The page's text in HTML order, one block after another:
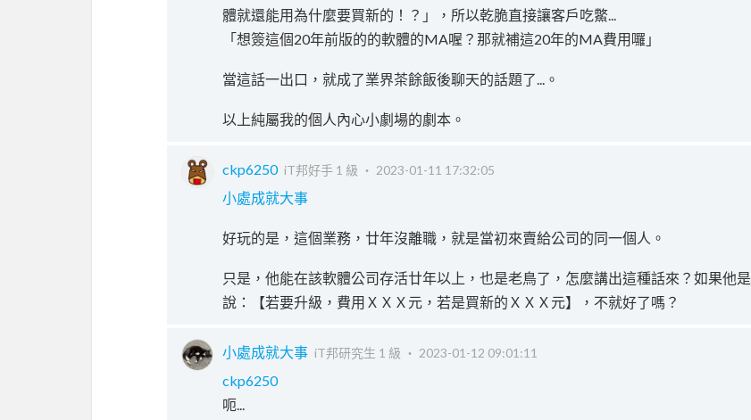
體就還能用為什麼要買新的！？」，所以乾脆直接讓客戶吃鱉...
「想簽這個20年前版的的軟體的MA喔？那就補這20年的MA費用囉」
當這話一出口，就成了業界茶餘飯後聊天的話題了...。
以上純屬我的個人內心小劇場的劇本。
ckp6250 iT邦好手 1 級 ‧ 2023-01-11 17:32:05
小處成就大事
好玩的是，這個業務，廿年沒離職，就是當初來賣給公司的同一個人。
只是，他能在該軟體公司存活廿年以上，也是老鳥了，怎麼講出這種話來？如果他是
說：【若要升級，費用ＸＸＸ元，若是買新的ＸＸＸ元】，不就好了嗎？
小處成就大事 iT邦研究生 1 級 ‧ 2023-01-12 09:01:11
ckp6250
呃...